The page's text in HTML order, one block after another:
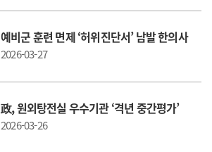
예비군 훈련 면제 ‘허위진단서’ 남발 한의사
2026-03-27
政, 원외탕전실 우수기관 ‘격년 중간평가’
2026-03-26